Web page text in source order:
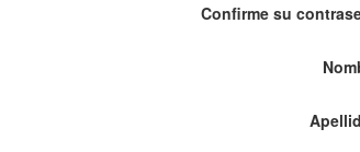
Confirme su